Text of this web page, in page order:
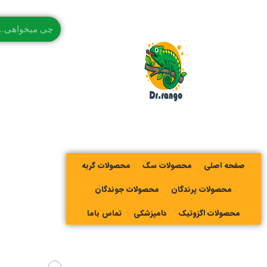
صفحه اصلی محصولات سگ
محصولات گربه
محصولات پرندگان
محصولات جوندگان
محصولات اگزوتیک
دامپزشکی تماس باما